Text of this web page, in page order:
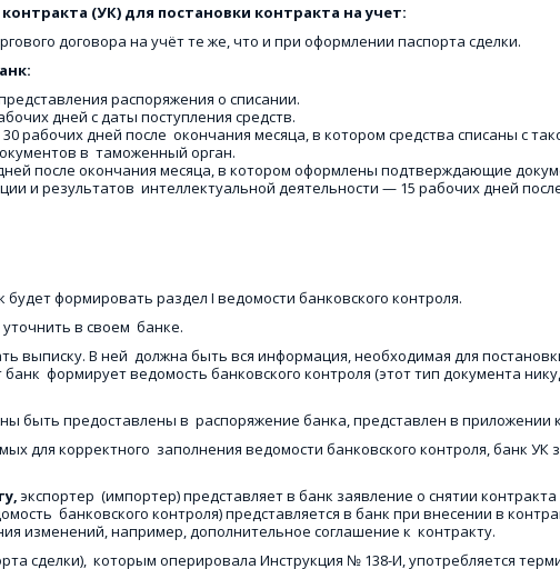
(УК) для постановки контракта на учет:
договора на учёт те же, что и при оформлении паспорта сделки.
распоряжения о списании.
дней с даты поступления средств.
рабочих дней после  окончания месяца, в котором средства списаны с
в  таможенный орган.
после окончания месяца, в котором оформлены подтверждающие
и результатов  интеллектуальной деятельности — 15 рабочих дней
формировать раздел I ведомости банковского контроля.
в своем  банке.
выписку. В ней  должна быть вся информация, необходимая для
формирует ведомость банковского контроля (этот тип документа
предоставлены в  распоряжение банка, представлен в приложении
для корректного  заполнения ведомости банковского контроля, банк
экспортер  (импортер) представляет в банк заявление о снятии
банковского контроля) представляется в банк при внесении в
изменений, например, дополнительное соглашение к  контракту.
сделки),  которым оперировала Инструкция № 138-И, употребляется